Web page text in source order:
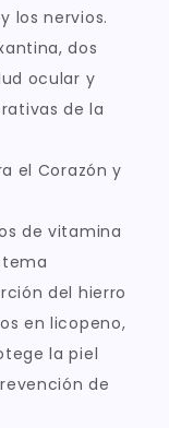
los nervios.
dos
ocular y
de la
el Corazón y
de vitamina
del hierro
en licopeno,
la piel
de